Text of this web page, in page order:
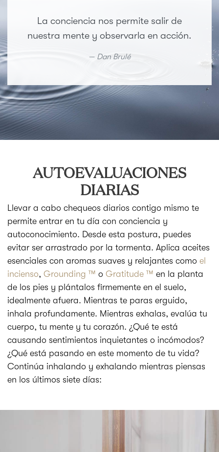
La conciencia nos permite salir de
nuestra mente y observarla en acción.
Dan Brulé
AUTOEVALUACIONES
DIARIAS
Llevar a cabo chequeos diarios contigo mismo te
permite entrar en tu día con conciencia y
autoconocimiento. Desde esta postura, puedes
evitar ser arrastrado por la tormenta. Aplica aceites
esenciales con aromas suaves y relajantes como el
incienso, Grounding ™ o Gratitude ™ en la planta
de los pies y plántalos firmemente en el suelo,
idealmente afuera. Mientras te paras erguido,
inhala profundamente. Mientras exhalas, evalúa tu
cuerpo, tu mente y tu corazón. ¿Qué te está
causando sentimientos inquietantes o incómodos?
¿Qué está pasando en este momento de tu vida?
Continúa inhalando y exhalando mientras piensas
en los últimos siete días: